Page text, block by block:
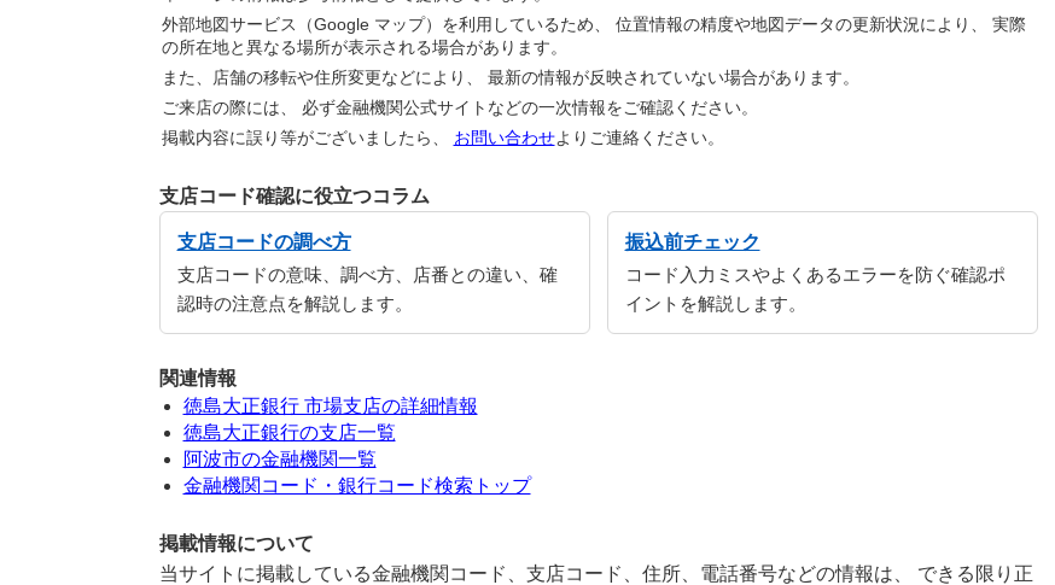
外部地図サービス（Google マップ）を利用しているため、 位置情報の精度や地図データの更新状況により、 実際
の所在地と異なる場所が表示される場合があります。
また、店舗の移転や住所変更などにより、 最新の情報が反映されていない場合があります。
ご来店の際には、 必ず金融機関公式サイトなどの一次情報をご確認ください。
掲載内容に誤り等がございましたら、 お問い合わせよりご連絡ください。
支店コード確認に役立つコラム
支店コードの調べ方
支店コードの意味、調べ方、店番との違い、確
認時の注意点を解説します。
振込前チェック
コード入力ミスやよくあるエラーを防ぐ確認ポ
イントを解説します。
関連情報
徳島大正銀行 市場支店の詳細情報
徳島大正銀行の支店一覧
阿波市の金融機関一覧
金融機関コード・銀行コード検索トップ
掲載情報について
当サイトに掲載している金融機関コード、支店コード、住所、電話番号などの情報は、 できる限り正